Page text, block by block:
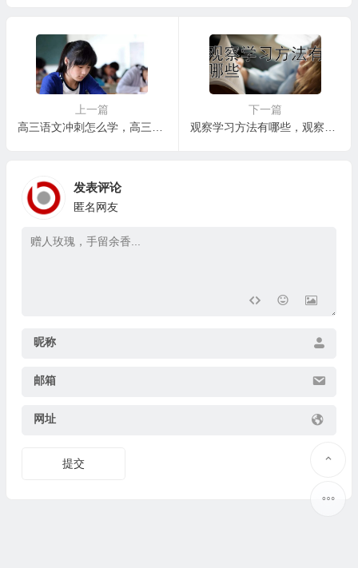
上一篇
下一篇
发表评论
匿名网友
昵称
邮箱
网址
提交